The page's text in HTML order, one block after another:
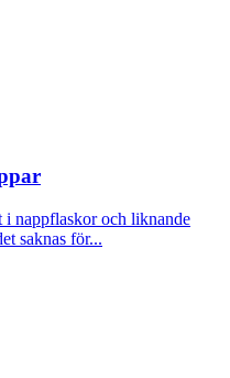
nappflaskor och liknande
saknas för...